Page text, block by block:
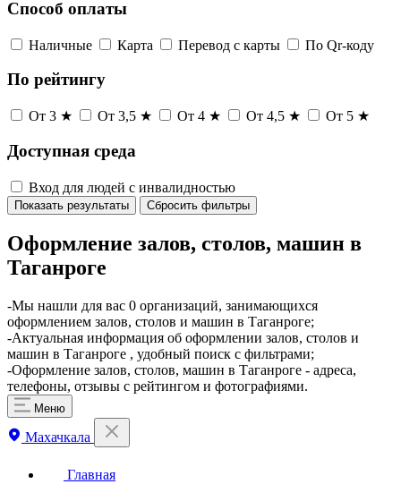
Способ оплаты
Наличные Карта Перевод с карты По Qr-коду
По рейтингу
От 3 ★ От 3,5 ★ От 4 ★ От 4,5 ★ От 5 ★
Доступная среда
Вход для людей с инвалидностью
Показать результаты Сбросить фильтры
Оформление залов, столов, машин в
Таганроге
-Мы нашли для вас 0 организаций, занимающихся
оформлением залов, столов и машин в Таганроге;
-Актуальная информация об оформлении залов, столов и
машин в Таганроге , удобный поиск с фильтрами;
-Оформление залов, столов, машин в Таганроге - адреса,
телефоны, отзывы с рейтингом и фотографиями.
Меню
Махачкала
Главная